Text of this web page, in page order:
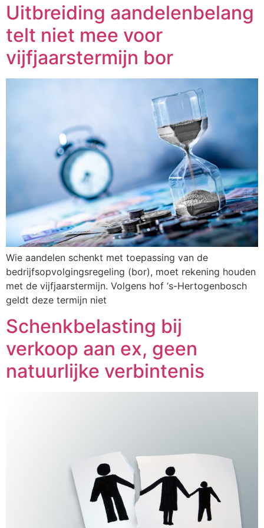
Uitbreiding aandelenbelang
telt niet mee voor
vijfjaarstermijn bor
Wie aandelen schenkt met toepassing van de
bedrijfsopvolgingsregeling (bor), moet rekening houden
met de vijfjaarstermijn. Volgens hof ‘s-Hertogenbosch
geldt deze termijn niet
Schenkbelasting bij
verkoop aan ex, geen
natuurlijke verbintenis